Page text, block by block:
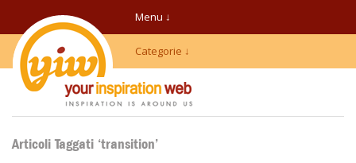
Menu ↓
Categorie ↓
Articoli Taggati ‘transition’